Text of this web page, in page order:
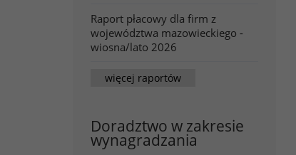
Raport płacowy dla firm z
województwa mazowieckiego -
wiosna/lato 2026
więcej raportów
Doradztwo w zakresie
wynagradzania